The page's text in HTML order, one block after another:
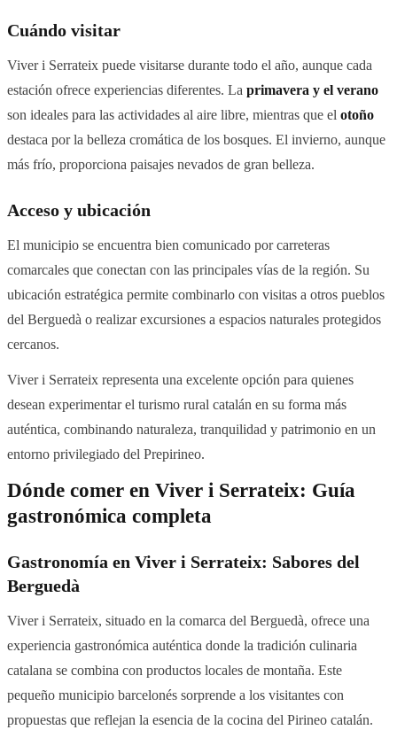
Cuándo visitar
Viver i Serrateix puede visitarse durante todo el año, aunque cada
estación ofrece experiencias diferentes. La primavera y el verano
son ideales para las actividades al aire libre, mientras que el otoño
destaca por la belleza cromática de los bosques. El invierno, aunque
más frío, proporciona paisajes nevados de gran belleza.
Acceso y ubicación
El municipio se encuentra bien comunicado por carreteras
comarcales que conectan con las principales vías de la región. Su
ubicación estratégica permite combinarlo con visitas a otros pueblos
del Berguedà o realizar excursiones a espacios naturales protegidos
cercanos.
Viver i Serrateix representa una excelente opción para quienes
desean experimentar el turismo rural catalán en su forma más
auténtica, combinando naturaleza, tranquilidad y patrimonio en un
entorno privilegiado del Prepirineo.
Dónde comer en Viver i Serrateix: Guía
gastronómica completa
Gastronomía en Viver i Serrateix: Sabores del
Berguedà
Viver i Serrateix, situado en la comarca del Berguedà, ofrece una
experiencia gastronómica auténtica donde la tradición culinaria
catalana se combina con productos locales de montaña. Este
pequeño municipio barcelonés sorprende a los visitantes con
propuestas que reflejan la esencia de la cocina del Pirineo catalán.